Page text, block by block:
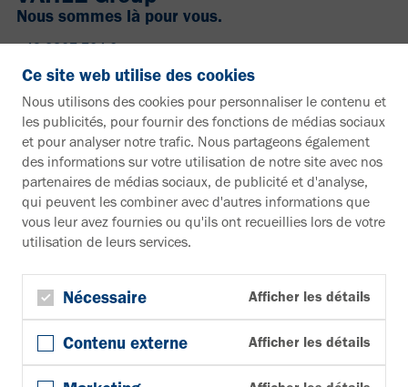
Nous sommes là pour vous.
+49 2307 704-0
info@vahle.de
Paul Vahle GmbH & Co. KG
Westicker Str. 52
59174 Kamen
Allemagne
Vous souhaitez en savoir plus ?
Documentation
Vers la zone de téléchargement
Bulletin d'information
S'inscrire à la newsletter
Suivez-nous
Facebook
Ce site web utilise des cookies
Nous utilisons des cookies pour personnaliser le contenu et
les publicités, pour fournir des fonctions de médias sociaux
et pour analyser notre trafic. Nous partageons également
des informations sur votre utilisation de notre site avec nos
partenaires de médias sociaux, de publicité et d'analyse,
qui peuvent les combiner avec d'autres informations que
vous leur avez fournies ou qu'ils ont recueillies lors de votre
utilisation de leurs services.
Nécessaire Afficher les détails
Contenu externe Afficher les détails